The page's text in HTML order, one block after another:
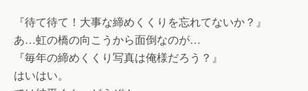
『待て待て！大事な締めくくりを忘れてないか？』
あ…虹の橋の向こうから面倒なのが…
『毎年の締めくくり写真は俺様だろう？』
はいはい。